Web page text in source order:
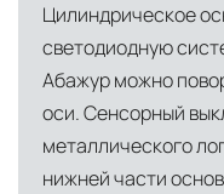
Цилиндрическое
светодиодную
Абажур можно
оси. Сенсорный
металлического
нижней части